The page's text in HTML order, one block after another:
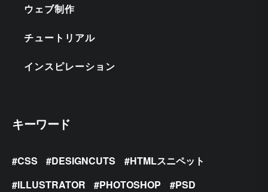
ウェブ制作
チュートリアル
インスピレーション
キーワード
CSS DESIGNCUTS
HTMLスニペット
ILLUSTRATOR
PHOTOSHOP
PSD